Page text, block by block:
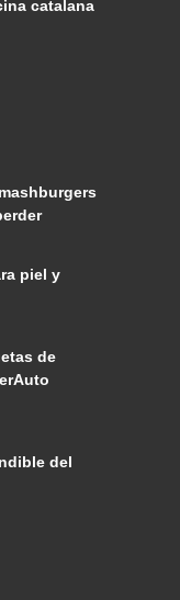
catalana
piel y
de
del